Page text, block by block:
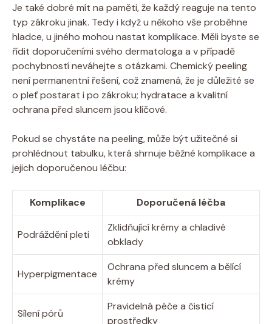
Je také dobré mít na paměti, že každý reaguje na tento
typ zákroku jinak. Tedy i když u někoho vše proběhne
hladce, u jiného mohou nastat komplikace. Měli byste se
řídit doporučeními svého dermatologa a v případě
pochybností neváhejte s otázkami. Chemický peeling
není permanentní řešení, což znamená, že je důležité se
o pleť postarat i po zákroku; hydratace a kvalitní
ochrana před sluncem jsou klíčové.
Pokud se chystáte na peeling, může být užitečné si
prohlédnout tabulku, která shrnuje běžné komplikace a
jejich doporučenou léčbu:
Komplikace Doporučená léčba
Podráždění pleti
Zklidňující krémy a chladivé
obklady
Hyperpigmentace
Ochrana před sluncem a bělící
krémy
Sílení pórů
Pravidelná péče a čisticí
prostředky